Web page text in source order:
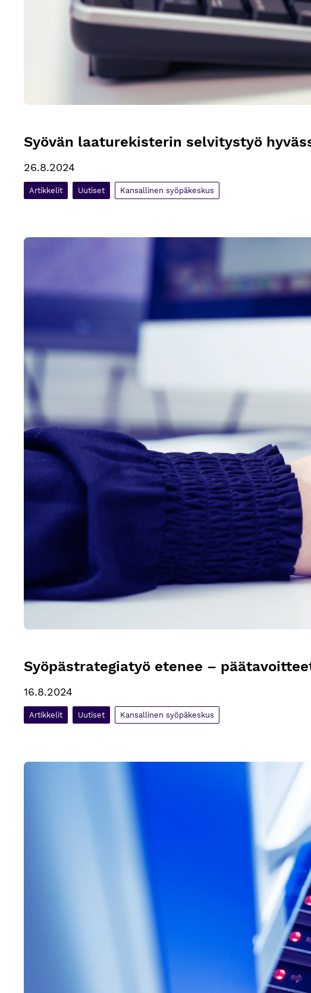
Syövän laaturekisterin selvitystyö
26.8.2024
Artikkelit Uutiset Kansallinen syöpäkeskus
Syöpästrategiatyö etenee – päätavoitteet ohjaavat syksyllä
Syöpästrategiatyö etenee –
16.8.2024
Artikkelit Uutiset Kansallinen syöpäkeskus
Suomi lähdössä mukaan laajaan EU:n yksilöllisen